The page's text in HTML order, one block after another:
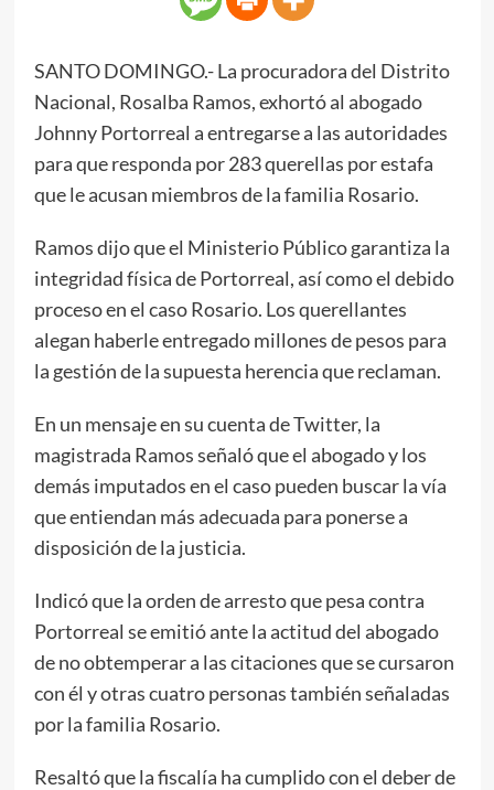
SANTO DOMINGO.- La procuradora del Distrito
Nacional, Rosalba Ramos, exhortó al abogado
Johnny Portorreal a entregarse a las autoridades
para que responda por 283 querellas por estafa
que le acusan miembros de la familia Rosario.
Ramos dijo que el Ministerio Público garantiza la
integridad física de Portorreal, así como el debido
proceso en el caso Rosario. Los querellantes
alegan haberle entregado millones de pesos para
la gestión de la supuesta herencia que reclaman.
En un mensaje en su cuenta de Twitter, la
magistrada Ramos señaló que el abogado y los
demás imputados en el caso pueden buscar la vía
que entiendan más adecuada para ponerse a
disposición de la justicia.
Indicó que la orden de arresto que pesa contra
Portorreal se emitió ante la actitud del abogado
de no obtemperar a las citaciones que se cursaron
con él y otras cuatro personas también señaladas
por la familia Rosario.
Resaltó que la fiscalía ha cumplido con el deber de